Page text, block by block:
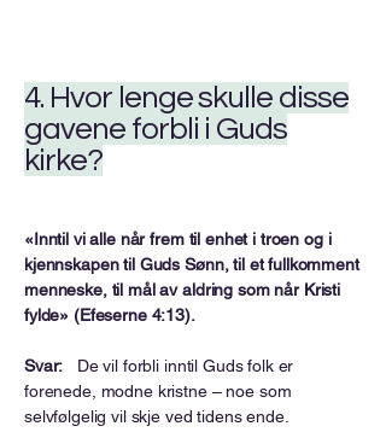
4. Hvor lenge skulle disse
gavene forbli i Guds
kirke?
«Inntil vi alle når frem til enhet i troen og i
kjennskapen til Guds Sønn, til et fullkomment
menneske, til mål av aldring som når Kristi
fylde» (Efeserne 4:13).
Svar: De vil forbli inntil Guds folk er
forenede, modne kristne – noe som
selvfølgelig vil skje ved tidens ende.